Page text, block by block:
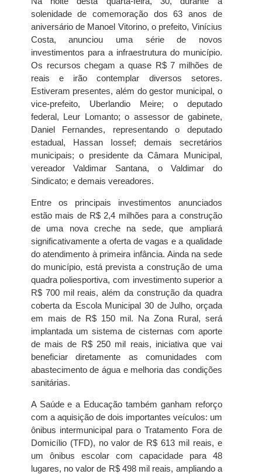
solenidade de comemoração dos 63 anos de
aniversário de Manoel Vitorino, o prefeito, Vinícius
Costa, anunciou uma série de novos
investimentos para a infraestrutura do município.
Os recursos chegam a quase R$ 7 milhões de
reais e irão contemplar diversos setores.
Estiveram presentes, além do gestor municipal, o
vice-prefeito, Uberlandio Meire; o deputado
federal, Leur Lomanto; o assessor de gabinete,
Daniel Fernandes, representando o deputado
estadual, Hassan Iossef; demais secretários
municipais; o presidente da Câmara Municipal,
vereador Valdimar Santana, o Valdimar do
Sindicato; e demais vereadores.
Entre os principais investimentos anunciados
estão mais de R$ 2,4 milhões para a construção
de uma nova creche na sede, que ampliará
significativamente a oferta de vagas e a qualidade
do atendimento à primeira infância. Ainda na sede
do município, está prevista a construção de uma
quadra poliesportiva, com investimento superior a
R$ 700 mil reais, além da construção da quadra
coberta da Escola Municipal 30 de Julho, orçada
em mais de R$ 150 mil. Na Zona Rural, será
implantada um sistema de cisternas com aporte
de mais de R$ 250 mil reais, iniciativa que vai
beneficiar diretamente as comunidades com
abastecimento de água e melhoria das condições
sanitárias.
A Saúde e a Educação também ganham reforço
com a aquisição de dois importantes veículos: um
ônibus intermunicipal para o Tratamento Fora de
Domicílio (TFD), no valor de R$ 613 mil reais, e
um ônibus escolar com capacidade para 48
lugares, no valor de R$ 498 mil reais, ampliando a